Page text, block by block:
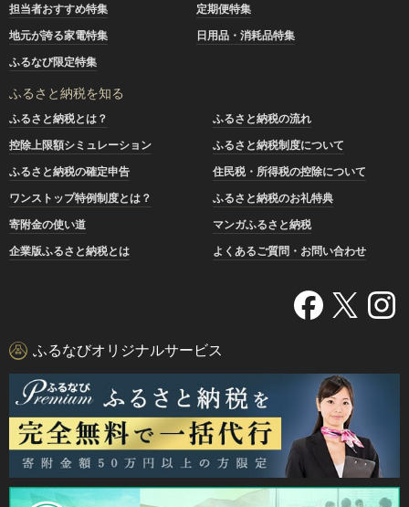
担当者おすすめ特集
定期便特集
地元が誇る家電特集
日用品・消耗品特集
ふるなび限定特集
ふるさと納税を知る
ふるさと納税とは？
ふるさと納税の流れ
控除上限額シミュレーション
ふるさと納税制度について
ふるさと納税の確定申告
住民税・所得税の控除について
ワンストップ特例制度とは？
ふるさと納税のお礼特典
寄附金の使い道
マンガふるさと納税
企業版ふるさと納税とは
よくあるご質問・お問い合わせ
ふるなびオリジナルサービス